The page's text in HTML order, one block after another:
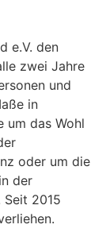
e.V. den
zwei Jahre
und
in
um das Wohl
oder um die
der
2015